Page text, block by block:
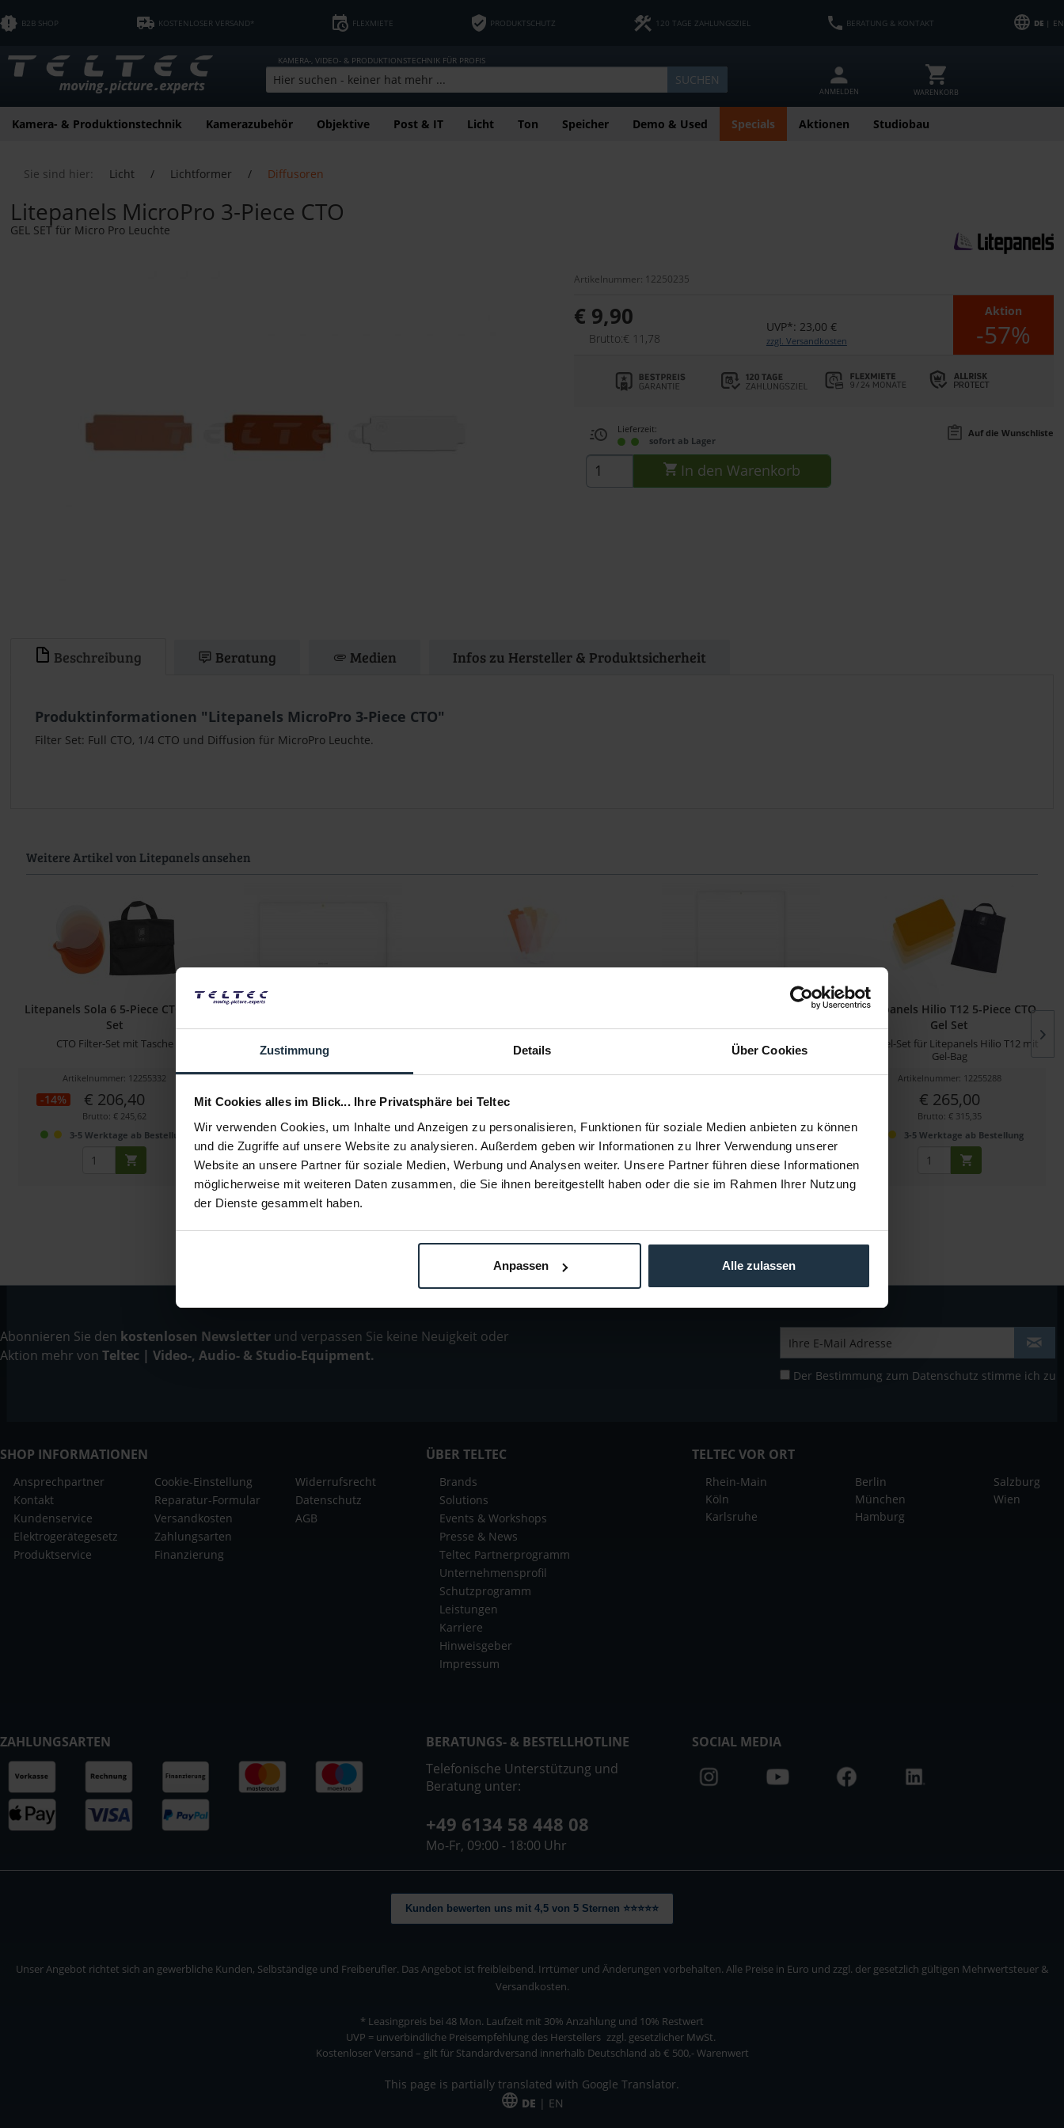
Zustimmung Details Über Cookies
Mit Cookies alles im Blick... Ihre Privatsphäre bei Teltec
Wir verwenden Cookies, um Inhalte und Anzeigen zu personalisieren, Funktionen für soziale Medien anbieten zu können
und die Zugriffe auf unsere Website zu analysieren. Außerdem geben wir Informationen zu Ihrer Verwendung unserer
Website an unsere Partner für soziale Medien, Werbung und Analysen weiter. Unsere Partner führen diese Informationen
möglicherweise mit weiteren Daten zusammen, die Sie ihnen bereitgestellt haben oder die sie im Rahmen Ihrer Nutzung
der Dienste gesammelt haben.
Anpassen Alle zulassen
B2B SHOP KOSTENLOSER VERSAND* FLEXMIETE PRODUKTSCHUTZ 120 TAGE ZAHLUNGSZIEL BERATUNG & KONTAKT DE| EN
KAMERA-, VIDEO- & PRODUKTIONSTECHNIK FÜR PROFIS
SUCHEN
ANMELDEN WARENKORB
Kamera- & Produktionstechnik Kamerazubehör Objektive Post & IT Licht Ton Speicher Demo & Used Specials Aktionen Studiobau
Sie sind hier: Licht / Lichtformer / Diffusoren
Litepanels MicroPro 3-Piece CTO
GEL SET für Micro Pro Leuchte
Artikelnummer: 12250235
€ 9,90
Brutto:€ 11,78
UVP*: 23,00 €
zzgl. Versandkosten
Aktion
-57%
Lieferzeit:
sofort ab Lager
Auf die Wunschliste
In den Warenkorb
Beschreibung Beratung Medien Infos zu Hersteller & Produktsicherheit
Produktinformationen "Litepanels MicroPro 3-Piece CTO"
Filter Set: Full CTO, 1/4 CTO und Diffusion für MicroPro Leuchte.
Weitere Artikel von Litepanels ansehen
Litepanels Sola 6 5-Piece CTO Gel
Set
CTO Filter-Set mit Tasche
Artikelnummer: 12255332
-14% € 206,40
Brutto: € 245,62
3-5 Werktage ab Bestellung
Litepanels Astra IP Half Diffuser
Flaches Diffusionspanel für Astra IP Half
Bi-Color...
Artikelnummer: 12320430
-23% € 53,90
3-5 Werktage ab Bestellung
6 Stück Gel Set CTO Kunstlicht inkl.
Tragetasche
Artikelnummer: 12239443
-31% € 170,00
3-5 Werktage ab Bestellung
Litepanels Astra IP 1x1 Diffuser
Flaches Diffusionspanel für Astra IP 1x1
Bi-Color...
Artikelnummer: 12320431
3-5 Werktage ab Bestellung
Litepanels Hilio T12 5-Piece CTO
Gel Set
5er Gel-Set für Litepanels Hilio T12 mit
Gel-Bag
Artikelnummer: 12255288
€ 265,00
Brutto: € 315,35
3-5 Werktage ab Bestellung
Abonnieren Sie den kostenlosen Newsletter und verpassen Sie keine Neuigkeit oder
Aktion mehr von Teltec | Video-, Audio- & Studio-Equipment.
Der Bestimmung zum Datenschutz stimme ich zu
SHOP INFORMATIONEN
Ansprechpartner
Kontakt
Kundenservice
Elektrogerätegesetz
Produktservice
Cookie-Einstellung
Reparatur-Formular
Versandkosten
Zahlungsarten
Finanzierung
Widerrufsrecht
Datenschutz
AGB
ÜBER TELTEC
Brands
Solutions
Events & Workshops
Presse & News
Teltec Partnerprogramm
Unternehmensprofil
Schutzprogramm
Leistungen
Karriere
Hinweisgeber
Impressum
TELTEC VOR ORT
Rhein-Main
Köln
Karlsruhe
Berlin
München
Hamburg
Salzburg
Wien
ZAHLUNGSARTEN
BERATUNGS- & BESTELLHOTLINE
Telefonische Unterstützung und
Beratung unter:
+49 6134 58 448 08
Mo-Fr, 09:00 - 18:00 Uhr
SOCIAL MEDIA
Kunden bewerten uns mit 4,5 von 5 Sternen ⭐⭐⭐⭐⭐
Unser Angebot richtet sich an gewerbliche Kunden, Selbständige und Freiberufler. Das Angebot ist freibleibend. Irrtümer und Änderungen vorbehalten. Alle Preise in Euro und zzgl. der gesetzlich gültigen Mehrwertsteuer &
Versandkosten.
* Leasingpreis bei 48 Mon. Laufzeit mit 30% Anzahlung und 10% Restwert
UVP = unverbindliche Preisempfehlung des Herstellers zzgl. gesetzlicher MwSt.
Kostenloser Versand – gilt für Standardversand innerhalb Deutschland ab € 500,- Warenwert
This page is partially translated with Google Translator.
DE | EN